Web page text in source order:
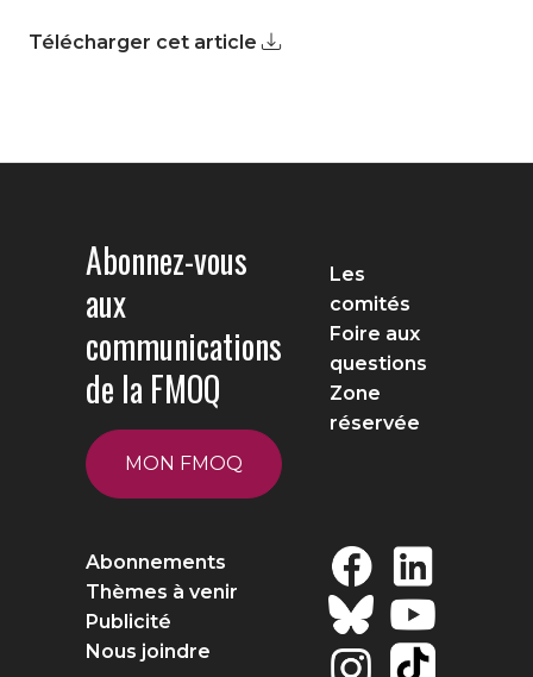
Télécharger cet article
Abonnez-vous
aux
communications
de la FMOQ
MON FMOQ
Les
comités
Foire aux
questions
Zone
réservée
Abonnements
Thèmes à venir
Publicité
Nous joindre